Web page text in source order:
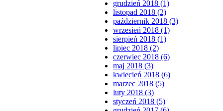
grudzień 2018 (1)
listopad 2018 (2)
październik 2018 (3)
wrzesień 2018 (1)
sierpień 2018 (1)
lipiec 2018 (2)
czerwiec 2018 (6)
maj 2018 (3)
kwiecień 2018 (6)
marzec 2018 (5)
luty 2018 (3)
styczeń 2018 (5)